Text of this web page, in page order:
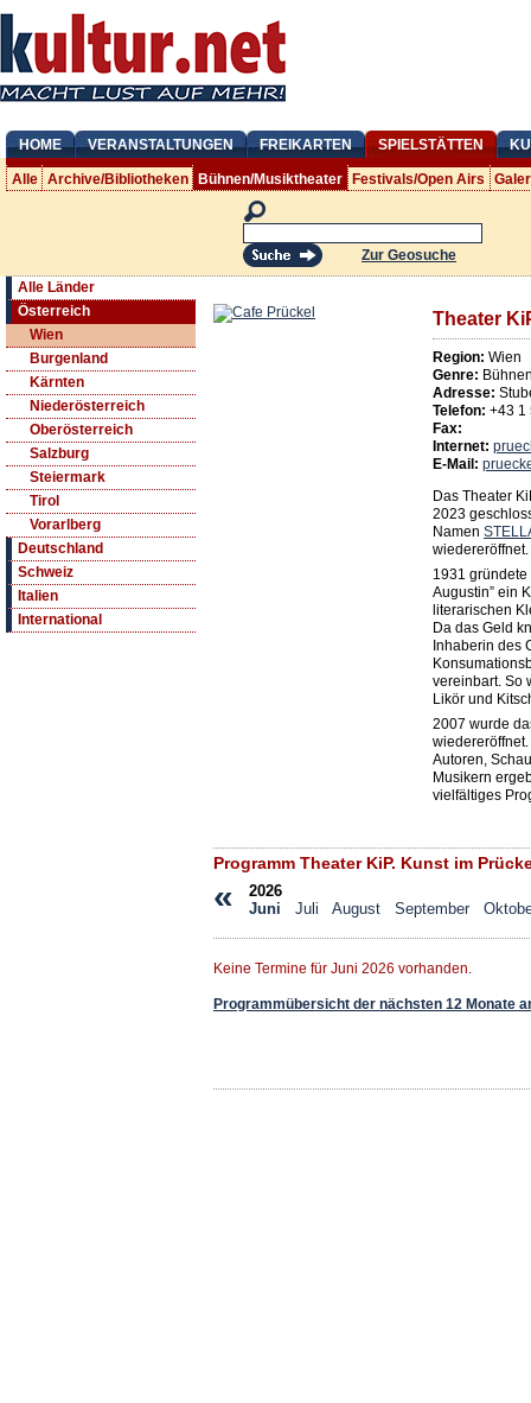
HOME VERANSTALTUNGEN FREIKARTEN SPIELSTÄTTEN
Alle Archive/Bibliotheken Bühnen/Musiktheater Festivals/Open Airs
Zur Geosuche
Alle Länder
Österreich
Wien
Burgenland
Kärnten
Niederösterreich
Oberösterreich
Salzburg
Steiermark
Tirol
Vorarlberg
Deutschland
Schweiz
Italien
International
Theater
Region: Wien
Genre:
Adresse:
Telefon: +43 1
Fax:
Internet:
E-Mail:
Das Theater
2023
Namen
wiedereröffnet.
1931 gründete
Augustin” ein
literarischen
Da das Geld
Inhaberin des
vereinbart. So
Likör und
2007 wurde
Autoren,
Musikern
vielfältiges
Programm Theater KiP. Kunst im
«
2026
Juni
Juli August September
Keine Termine für Juni 2026 vorhanden.
Programmübersicht der nächsten 12 Monate